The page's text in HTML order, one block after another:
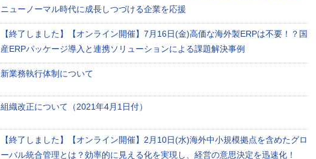
ニューノーマル時代に成長しつづける企業を応援
【終了しました】【オンライン開催】7月16日(金)高価な海外製ERPは不要！？国
産ERPパッケージ導入と連携ソリューションによる課題解決事例
新業務執行体制について
組織改正について（2021年4月1日付）
【終了しました】【オンライン開催】2月10日(水)海外中小規模拠点を含めたグロ
ーバル統合管理とは？効率的に見える化を実現し、経営の意思決定を迅速化！